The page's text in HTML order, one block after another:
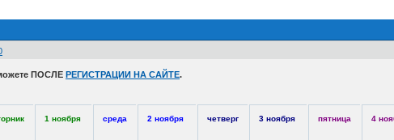
ПОСЛЕ РЕГИСТРАЦИИ НА САЙТЕ.
1 ноября среда 2 ноября четверг 3 ноября пятница 4